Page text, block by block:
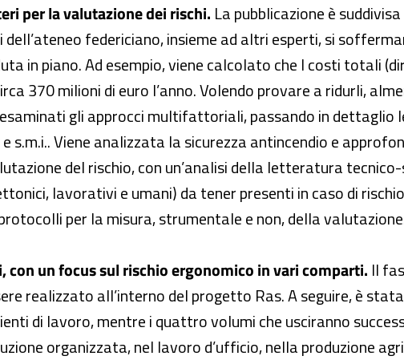
per la valutazione dei rischi. La pubblicazione è
federiciano, insieme ad altri esperti, si
in piano. Ad esempio, viene calcolato che I costi totali
370 milioni di euro l’anno. Volendo provare a ridurli,
gli approcci multifattoriali, passando in dettaglio
s.m.i.. Viene analizzata la sicurezza antincendio e
del rischio, con un’analisi della letteratura
lavorativi e umani) da tener presenti in caso di
per la misura, strumentale e non, della
con un focus sul rischio ergonomico in vari comparti. Il
realizzato all’interno del progetto Ras. A seguire, è
di lavoro, mentre i quattro volumi che usciranno
organizzata, nel lavoro d’ufficio, nella produzione